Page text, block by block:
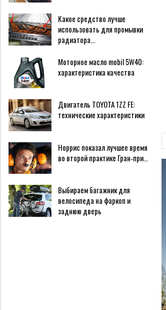
Какое средство лучше
использовать для промывки
радиатора…
Моторное масло mobil 5W40:
характеристика качества
Двигатель TOYOTA 1ZZ FE:
технические характеристики
Норрис показал лучшее время
во второй практике Гран‑при…
Выбираем багажник для
велосипеда на фаркоп и
заднюю дверь